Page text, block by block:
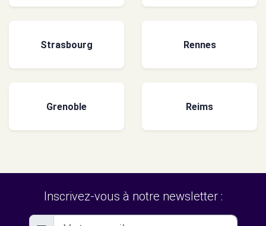
Strasbourg Rennes
Grenoble Reims
Inscrivez-vous à notre newsletter :